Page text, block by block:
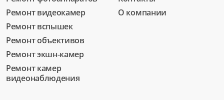
Ремонт видеокамер
Ремонт вспышек
Ремонт объективов
Ремонт экшн-камер
Ремонт камер
видеонаблюдения
О компании